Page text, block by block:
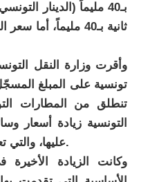
ثانية بـ40 مليماً،
تونسية على المبلغ
تنطلق من المطارات
التونسية زيادة أسعار
عليها، والتي تعتمد عليها الفئات محدودة الدخل.
وكانت الزيادة